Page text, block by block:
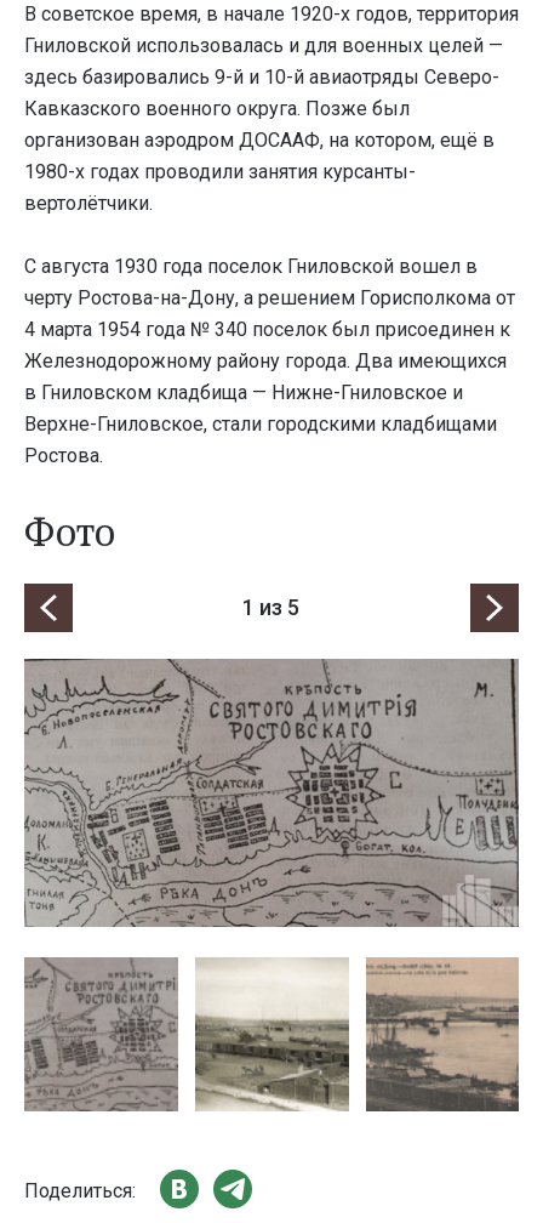
В советское время, в начале 1920-х годов, территория
Гниловской использовалась и для военных целей —
здесь базировались 9-й и 10-й авиаотряды Северо-
Кавказского военного округа. Позже был
организован аэродром ДОСААФ, на котором, ещё в
1980-х годах проводили занятия курсанты-
вертолётчики.
С августа 1930 года поселок Гниловской вошел в
черту Ростова-на-Дону, а решением Горисполкома от
4 марта 1954 года № 340 поселок был присоединен к
Железнодорожному району города. Два имеющихся
в Гниловском кладбища — Нижне-Гниловское и
Верхне-Гниловское, стали городскими кладбищами
Ростова.
Фото
1 из 5
Поделиться: